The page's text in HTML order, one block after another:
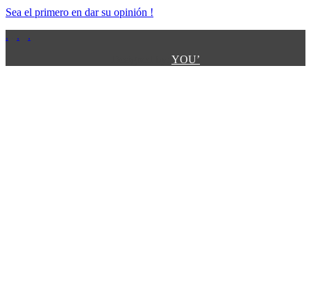
Sea el primero en dar su opinión !
.
.
.
YOU’